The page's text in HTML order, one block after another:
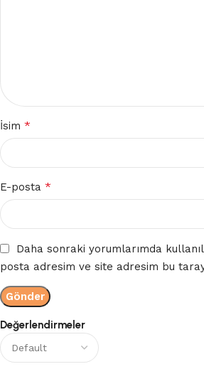
Değerlendirmeler
İsim *
E-posta *
Daha sonraki yorumlarımda
posta adresim ve site adresim bu